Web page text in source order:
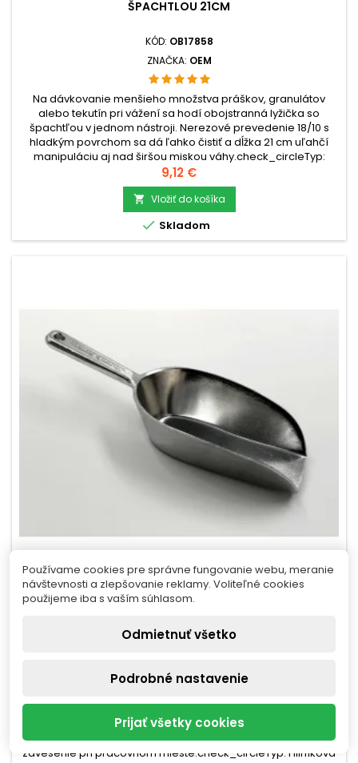
ŠPACHTLOU 21CM
KÓD: OB17858
ZNAČKA: OEM
Na dávkovanie menšieho množstva práškov, granulátov
alebo tekutín pri vážení sa hodí obojstranná lyžička so
špachtľou v jednom nástroji. Nerezové prevedenie 18/10 s
hladkým povrchom sa dá ľahko čistiť a dĺžka 21 cm uľahčí
manipuláciu aj nad širšou miskou váhy.check_circleTyp:
Nerezová obojstranná lyžička so
špachtľoucheck_circleMateriál: Nerezová oceľ...
Cena
9,12 €
 Vložiť do košíka
 Skladom
WESTMARK HLINÍKOVÁ CHEMICKÁ LOPATKA
113ML/18,5CM
KÓD:OB17860
práškov, granúl alebo iných sypkých materiálov pri vážení a
dávkovaní. Objem 113 ml s dĺžkou 18,5 cm uľahčí manipuláciu
nad miskou váhy a otvor v rukoväti rieši jednoduché
zavesenie pri pracovnom mieste.check_circleTyp: Hliníková
Používame cookies pre správne fungovanie webu, meranie
návštevnosti a zlepšovanie reklamy. Voliteľné cookies
použijeme iba s vaším súhlasom.
Odmietnuť všetko
Podrobné nastavenie
Prijať všetky cookies